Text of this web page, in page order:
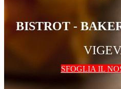
BISTROT -
SFOGLIA IL